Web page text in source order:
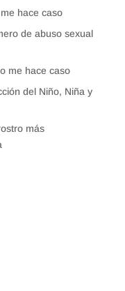
hace caso
de abuso sexual
me hace caso
del Niño, Niña y
más